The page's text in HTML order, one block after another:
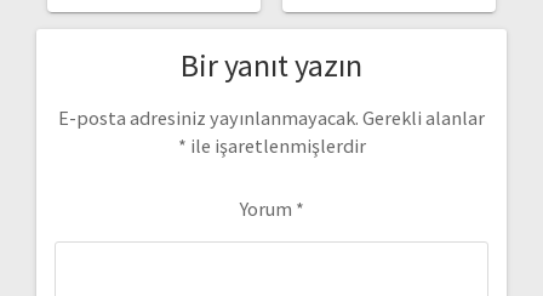
Bir yanıt yazın
E-posta adresiniz yayınlanmayacak. Gerekli alanlar
* ile işaretlenmişlerdir
Yorum *